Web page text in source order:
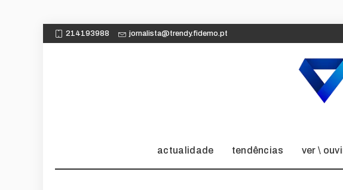
214193988 jornalista@trendy.fidemo.pt
actualidade tendências ver \